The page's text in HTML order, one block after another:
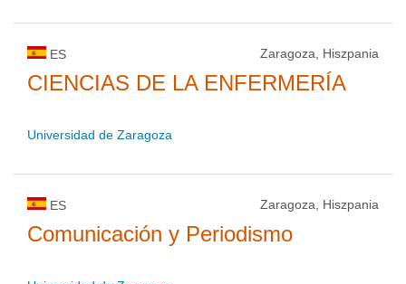
ES Zaragoza, Hiszpania
CIENCIAS DE LA ENFERMERÍA
Universidad de Zaragoza
ES Zaragoza, Hiszpania
Comunicación y Periodismo